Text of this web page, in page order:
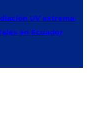
UV extrema:
en Ecuador